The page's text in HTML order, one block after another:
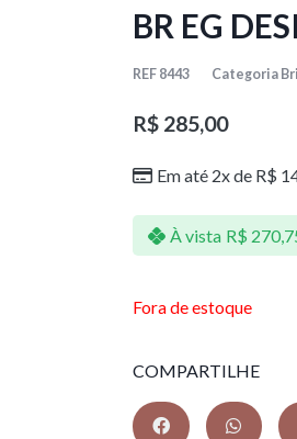
BR EG
REF 8443 Categoria
R$ 285,00
Em até 2x de R$
À vista R$
Fora de estoque
COMPARTILHE